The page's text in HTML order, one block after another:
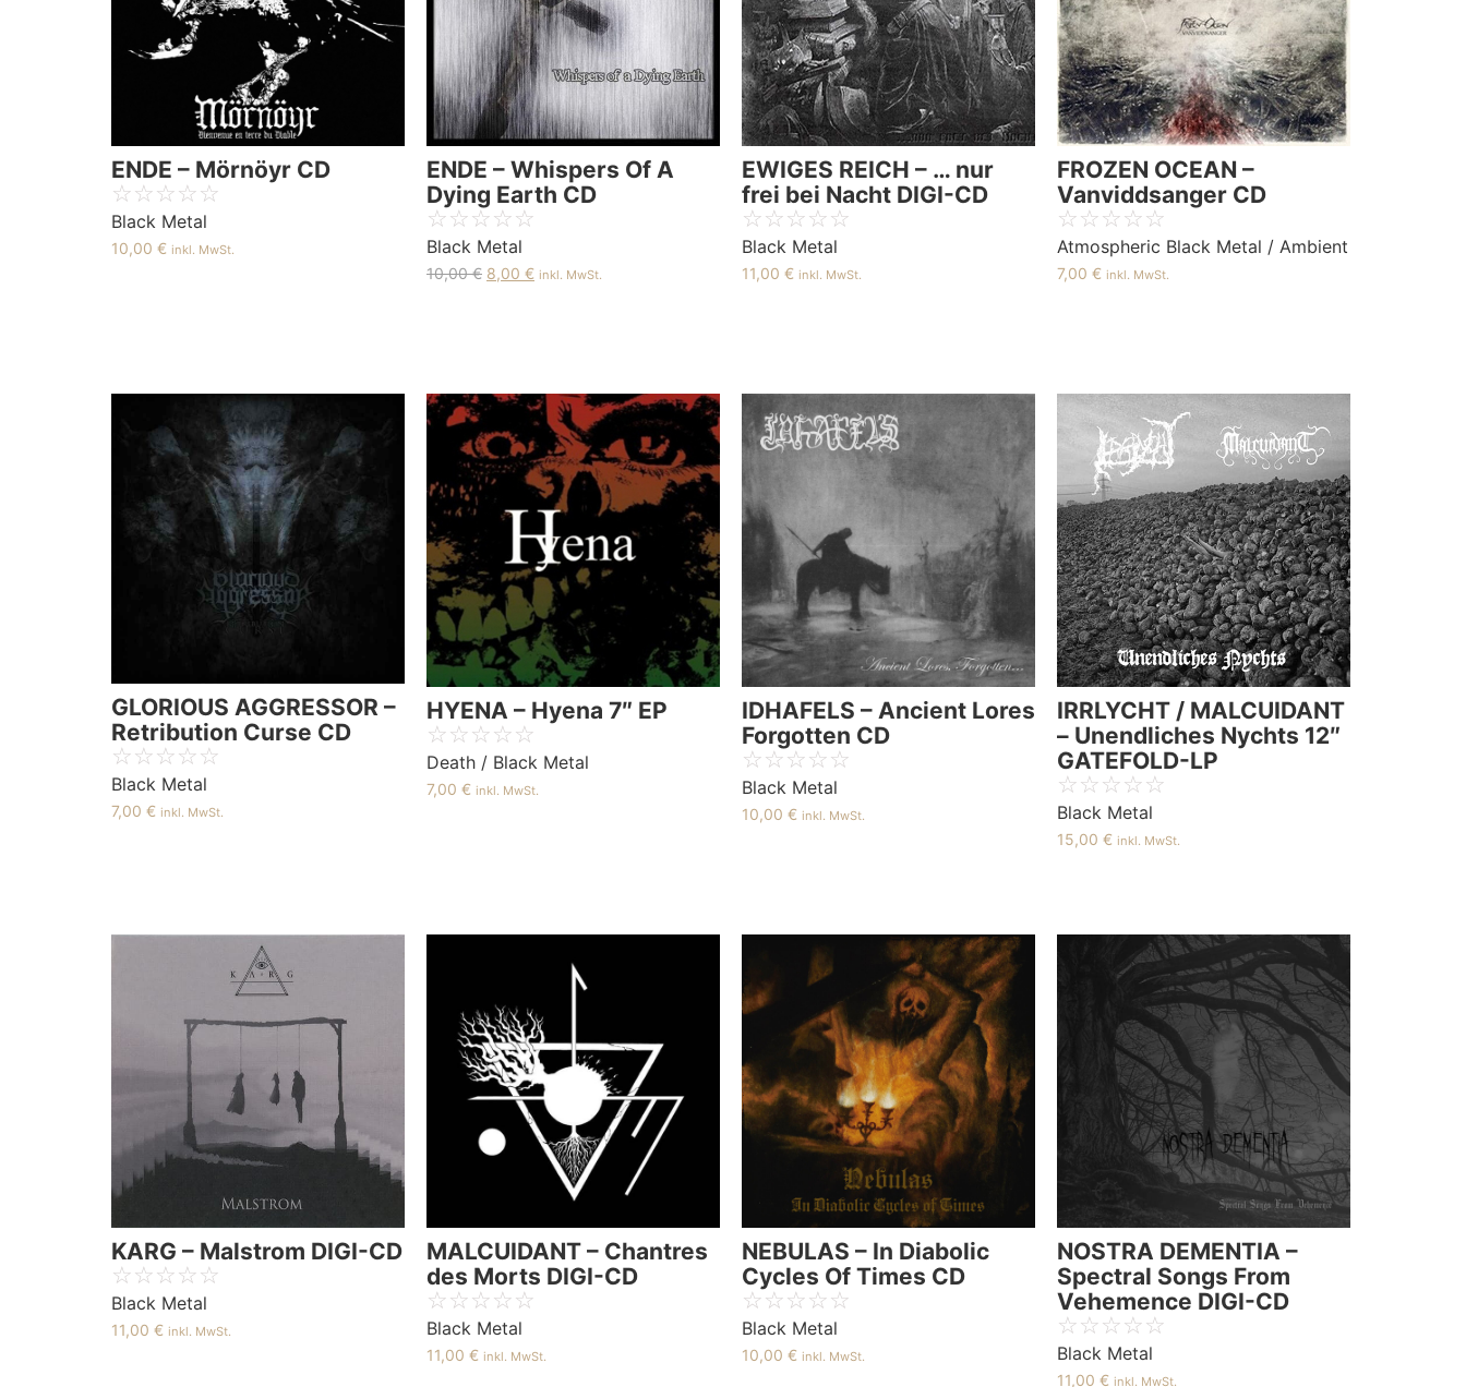
ENDE – Mörnöyr CD
☆☆☆☆☆
Black Metal
10,00 € inkl. MwSt.
ENDE – Whispers Of A
Dying Earth CD
☆☆☆☆☆
Black Metal
10,00€ 8,00 € inkl. MwSt.
EWIGES REICH – … nur
frei bei Nacht DIGI-CD
☆☆☆☆☆
Black Metal
11,00 € inkl. MwSt.
FROZEN OCEAN –
Vanviddsanger CD
☆☆☆☆☆
Atmospheric Black Metal / Ambient
7,00 € inkl. MwSt.
GLORIOUS AGGRESSOR –
Retribution Curse CD
☆☆☆☆☆
Black Metal
7,00 € inkl. MwSt.
HYENA – Hyena 7″ EP
☆☆☆☆☆
Death / Black Metal
7,00 € inkl. MwSt.
IDHAFELS – Ancient Lores
Forgotten CD
☆☆☆☆☆
Black Metal
10,00 € inkl. MwSt.
IRRLYCHT / MALCUIDANT
– Unendliches Nychts 12″
GATEFOLD-LP
☆☆☆☆☆
Black Metal
15,00 € inkl. MwSt.
KARG – Malstrom DIGI-CD
☆☆☆☆☆
Black Metal
11,00 € inkl. MwSt.
MALCUIDANT – Chantres
des Morts DIGI-CD
☆☆☆☆☆
Black Metal
11,00 € inkl. MwSt.
NEBULAS – In Diabolic
Cycles Of Times CD
☆☆☆☆☆
Black Metal
10,00 € inkl. MwSt.
NOSTRA DEMENTIA –
Spectral Songs From
Vehemence DIGI-CD
☆☆☆☆☆
Black Metal
11,00 € inkl. MwSt.